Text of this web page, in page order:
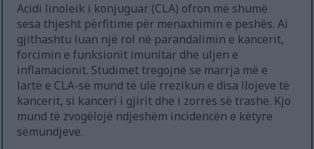
Acidi linoleik i konjuguar (CLA) ofron më shumë
sesa thjesht përfitime për menaxhimin e peshës. Ai
gjithashtu luan një rol në parandalimin e kancerit,
forcimin e funksionit imunitar dhe uljen e
inflamacionit. Studimet tregojnë se marrja më e
lartë e CLA-së mund të ulë rrezikun e disa llojeve të
kancerit, si kanceri i gjirit dhe i zorrës së trashë. Kjo
mund të zvogëlojë ndjeshëm incidencën e këtyre
sëmundjeve.